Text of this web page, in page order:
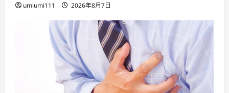
umiumi111 2026年8月7日